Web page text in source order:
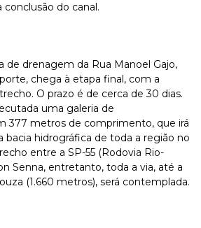
do canal.
de drenagem da Rua Manoel Gajo,
chega à etapa final, com a
O prazo é de cerca de 30 dias.
uma galeria de
377 metros de comprimento, que irá
bacia hidrográfica de toda a região no
entre a SP-55 (Rodovia Rio-
Senna, entretanto, toda a via, até a
(1.660 metros), será contemplada.